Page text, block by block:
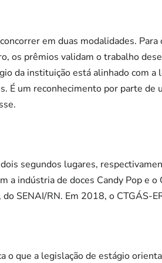
em duas modalidades.
os prêmios validam o trabalho
da instituição está alinhado com a
É um reconhecimento por parte de
segundos lugares,
a indústria de doces Candy Pop e o
SENAI/RN. Em 2018, o CTGÁS-
o que a legislação de estágio